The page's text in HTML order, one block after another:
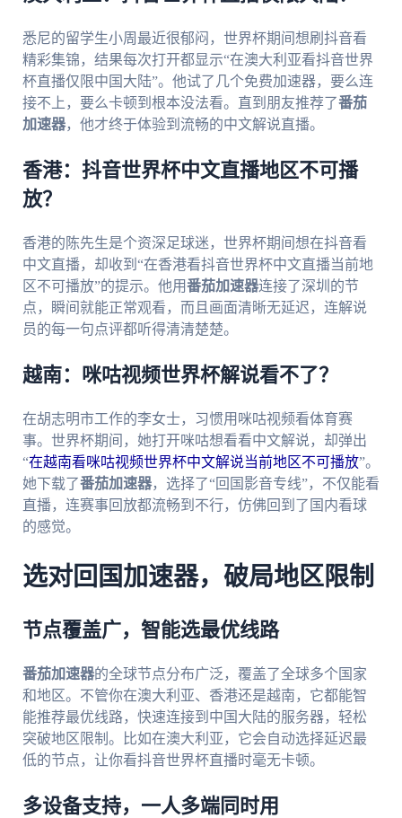
悉尼的留学生小周最近很郁闷，世界杯期间想刷抖音看
精彩集锦，结果每次打开都显示“在澳大利亚看抖音世界
杯直播仅限中国大陆”。他试了几个免费加速器，要么连
接不上，要么卡顿到根本没法看。直到朋友推荐了番茄
加速器，他才终于体验到流畅的中文解说直播。
香港：抖音世界杯中文直播地区不可播
放？
香港的陈先生是个资深足球迷，世界杯期间想在抖音看
中文直播，却收到“在香港看抖音世界杯中文直播当前地
区不可播放”的提示。他用番茄加速器连接了深圳的节
点，瞬间就能正常观看，而且画面清晰无延迟，连解说
员的每一句点评都听得清清楚楚。
越南：咪咕视频世界杯解说看不了？
在胡志明市工作的李女士，习惯用咪咕视频看体育赛
事。世界杯期间，她打开咪咕想看看中文解说，却弹出
“在越南看咪咕视频世界杯中文解说当前地区不可播放”。
她下载了番茄加速器，选择了“回国影音专线”，不仅能看
直播，连赛事回放都流畅到不行，仿佛回到了国内看球
的感觉。
选对回国加速器，破局地区限制
节点覆盖广，智能选最优线路
番茄加速器的全球节点分布广泛，覆盖了全球多个国家
和地区。不管你在澳大利亚、香港还是越南，它都能智
能推荐最优线路，快速连接到中国大陆的服务器，轻松
突破地区限制。比如在澳大利亚，它会自动选择延迟最
低的节点，让你看抖音世界杯直播时毫无卡顿。
多设备支持，一人多端同时用